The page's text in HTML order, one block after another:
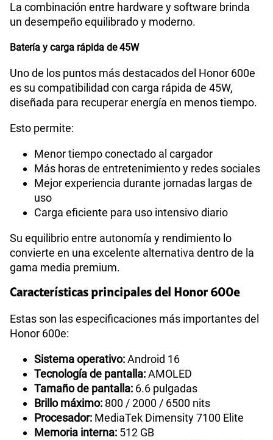
La combinación entre hardware y software brinda
un desempeño equilibrado y moderno.
Batería y carga rápida de 45W
Uno de los puntos más destacados del Honor 600e
es su compatibilidad con carga rápida de 45W,
diseñada para recuperar energía en menos tiempo.
Esto permite:
Menor tiempo conectado al cargador
Más horas de entretenimiento y redes sociales
Mejor experiencia durante jornadas largas de
uso
Carga eficiente para uso intensivo diario
Su equilibrio entre autonomía y rendimiento lo
convierte en una excelente alternativa dentro de la
gama media premium.
Características principales del Honor 600e
Estas son las especificaciones más importantes del
Honor 600e:
Sistema operativo:Android 16
Tecnología de pantalla:AMOLED
Tamaño de pantalla: 6.6 pulgadas
Brillo máximo: 800 / 2000 / 6500 nits
Procesador: MediaTek Dimensity 7100 Elite
Memoria interna: 512 GB